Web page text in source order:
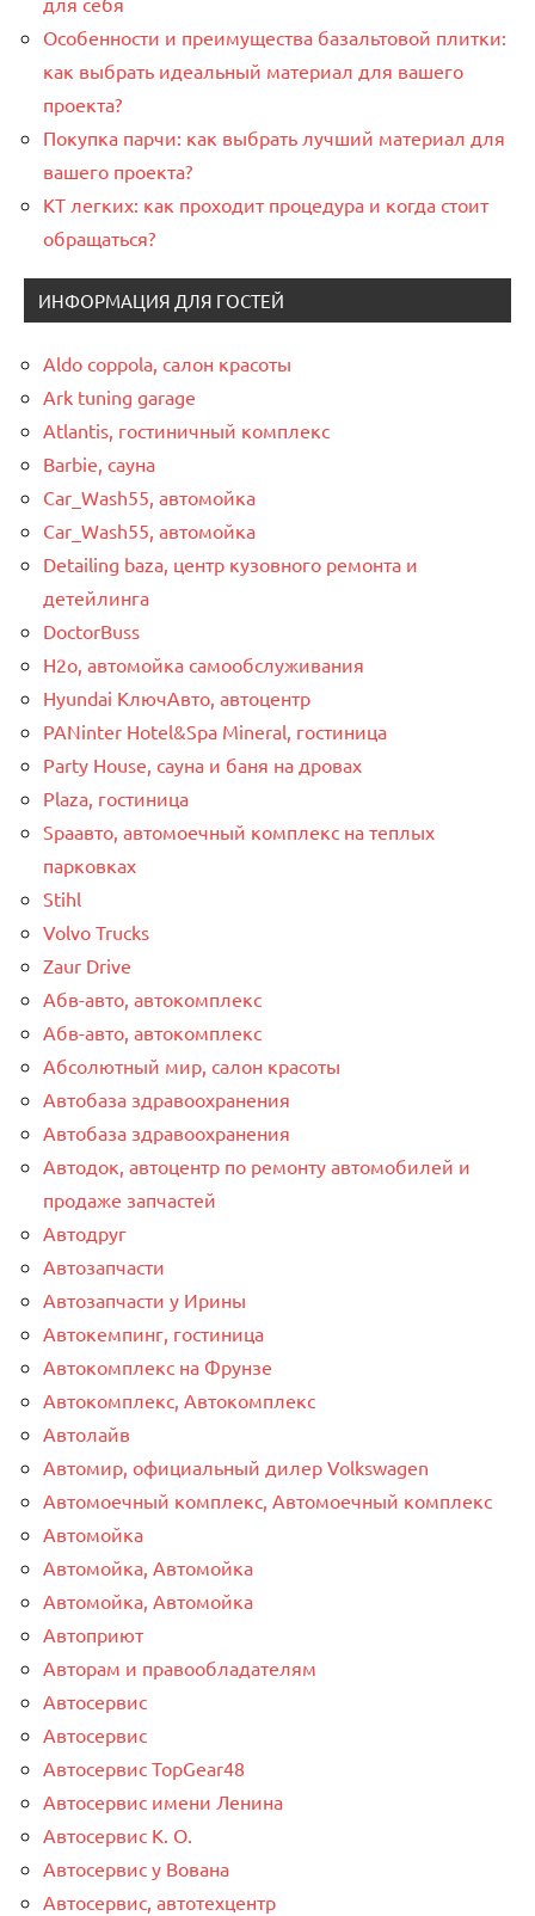
Особенности и преимущества базальтовой плитки:
как выбрать идеальный материал для вашего
проекта?
Покупка парчи: как выбрать лучший материал для
вашего проекта?
КТ легких: как проходит процедура и когда стоит
обращаться?
ИНФОРМАЦИЯ ДЛЯ ГОСТЕЙ
Aldo coppola, салон красоты
Ark tuning garage
Atlantis, гостиничный комплекс
Barbie, сауна
Car_Wash55, автомойка
Car_Wash55, автомойка
Detailing baza, центр кузовного ремонта и
детейлинга
DoctorBuss
H2o, автомойка самообслуживания
Hyundai КлючАвто, автоцентр
PANinter Hotel&Spa Mineral, гостиница
Party House, сауна и баня на дровах
Plaza, гостиница
Spaавто, автомоечный комплекс на теплых
парковках
Stihl
Volvo Trucks
Zaur Drive
Абв-авто, автокомплекс
Абв-авто, автокомплекс
Абсолютный мир, салон красоты
Автобаза здравоохранения
Автобаза здравоохранения
Автодок, автоцентр по ремонту автомобилей и
продаже запчастей
Автодруг
Автозапчасти
Автозапчасти у Ирины
Автокемпинг, гостиница
Автокомплекс на Фрунзе
Автокомплекс, Автокомплекс
Автолайв
Автомир, официальный дилер Volkswagen
Автомоечный комплекс, Автомоечный комплекс
Автомойка
Автомойка, Автомойка
Автомойка, Автомойка
Автоприют
Авторам и правообладателям
Автосервис
Автосервис
Автосервис TopGear48
Автосервис имени Ленина
Автосервис К. О.
Автосервис у Вована
Автосервис, автотехцентр